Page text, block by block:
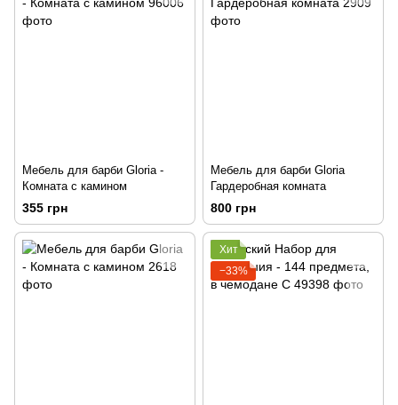
Мебель для барби Gloria -
Комната с камином
355 грн
Мебель для барби Gloria
Гардеробная комната
800 грн
Хит
−33%